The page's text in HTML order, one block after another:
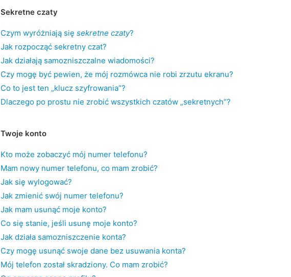
Sekretne czaty
Czym wyróżniają się sekretne czaty?
Jak rozpocząć sekretny czat?
Jak działają samozniszczalne wiadomości?
Czy mogę być pewien, że mój rozmówca nie robi zrzutu ekranu?
Co to jest ten „klucz szyfrowania”?
Dlaczego po prostu nie zrobić wszystkich czatów „sekretnych”?
Twoje konto
Kto może zobaczyć mój numer telefonu?
Mam nowy numer telefonu, co mam zrobić?
Jak się wylogować?
Jak zmienić swój numer telefonu?
Jak mam usunąć moje konto?
Co się stanie, jeśli usunę moje konto?
Jak działa samozniszczenie konta?
Czy mogę usunąć swoje dane bez usuwania konta?
Mój telefon został skradziony. Co mam zrobić?